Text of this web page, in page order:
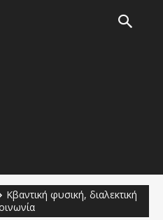
Κβαντική φυσική, διαλεκτική